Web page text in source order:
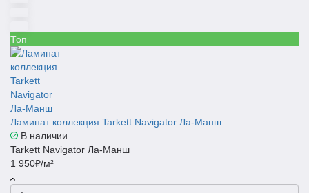
Топ
Ламинат коллекция Tarkett Navigator Ла-Mанш
В наличии
Tarkett Navigator Ла-Mанш
1 950₽/м²